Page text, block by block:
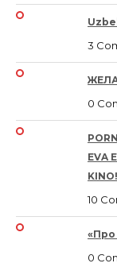
3
0
EVA
10
«Про
0